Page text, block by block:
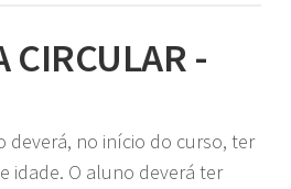
CIRCULAR -
deverá, no início do curso, ter
idade. O aluno deverá ter